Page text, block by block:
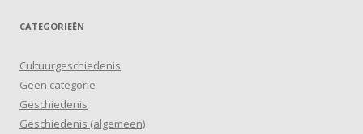
CATEGORIEËN
Cultuurgeschiedenis
Geen categorie
Geschiedenis
Geschiedenis (algemeen)